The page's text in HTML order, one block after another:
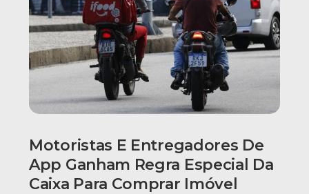
Motoristas E Entregadores De
App Ganham Regra Especial Da
Caixa Para Comprar Imóvel